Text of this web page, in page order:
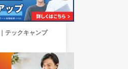
テックキャンプ